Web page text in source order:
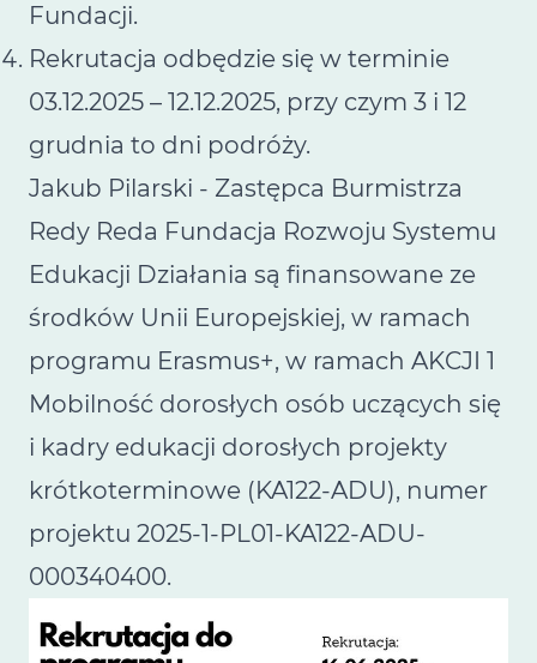
Fundacji.
Rekrutacja odbędzie się w terminie
03.12.2025 – 12.12.2025, przy czym 3 i 12
grudnia to dni podróży.
Jakub Pilarski - Zastępca Burmistrza
Redy Reda Fundacja Rozwoju Systemu
Edukacji Działania są finansowane ze
środków Unii Europejskiej, w ramach
programu Erasmus+, w ramach AKCJI 1
Mobilność dorosłych osób uczących się
i kadry edukacji dorosłych projekty
krótkoterminowe (KA122-ADU), numer
projektu 2025-1-PL01-KA122-ADU-
000340400.